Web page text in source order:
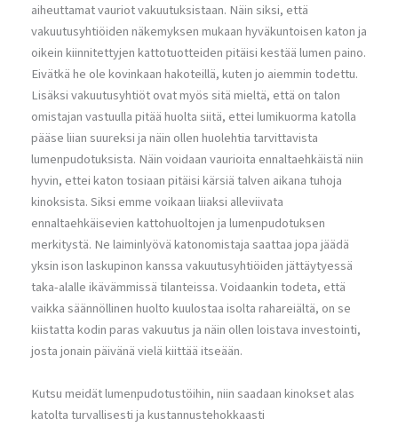
aiheuttamat vauriot vakuutuksistaan. Näin siksi, että
vakuutusyhtiöiden näkemyksen mukaan hyväkuntoisen katon ja
oikein kiinnitettyjen kattotuotteiden pitäisi kestää lumen paino.
Eivätkä he ole kovinkaan hakoteillä, kuten jo aiemmin todettu.
Lisäksi vakuutusyhtiöt ovat myös sitä mieltä, että on talon
omistajan vastuulla pitää huolta siitä, ettei lumikuorma katolla
pääse liian suureksi ja näin ollen huolehtia tarvittavista
lumenpudotuksista. Näin voidaan vaurioita ennaltaehkäistä niin
hyvin, ettei katon tosiaan pitäisi kärsiä talven aikana tuhoja
kinoksista. Siksi emme voikaan liiaksi alleviivata
ennaltaehkäisevien kattohuoltojen ja lumenpudotuksen
merkitystä. Ne laiminlyövä katonomistaja saattaa jopa jäädä
yksin ison laskupinon kanssa vakuutusyhtiöiden jättäytyessä
taka-alalle ikävämmissä tilanteissa. Voidaankin todeta, että
vaikka säännöllinen huolto kuulostaa isolta rahareiältä, on se
kiistatta kodin paras vakuutus ja näin ollen loistava investointi,
josta jonain päivänä vielä kiittää itseään.
Kutsu meidät lumenpudotustöihin, niin saadaan kinokset alas
katolta turvallisesti ja kustannustehokkaasti